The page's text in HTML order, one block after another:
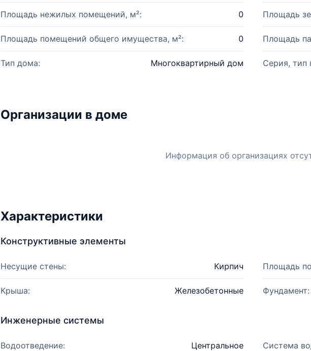
Площадь нежилых помещений, м²: 0 Площадь
Площадь помещений общего имущества, м²: 0 Площадь
Тип дома: Многоквартирный дом Серия, тип
Организации в доме
Информация об организациях
Характеристики
Конструктивные элементы
Несущие стены: Кирпич Площадь
Крыша: Железобетонные Фундамент:
Инженерные системы
Водоотведение: Центральное Система